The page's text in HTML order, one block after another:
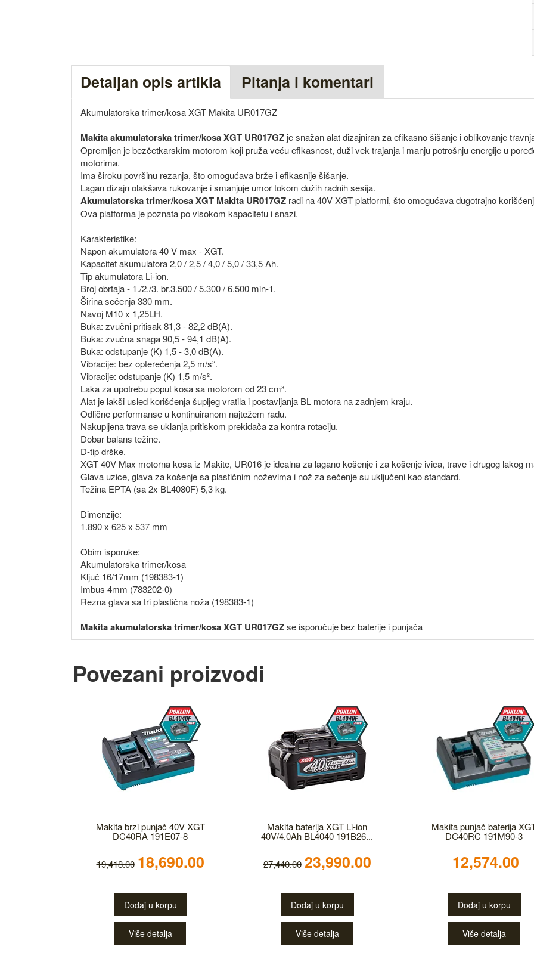
Detaljan opis artikla Pitanja i komentari
Akumulatorska trimer/kosa XGT Makita UR017GZ
Makita akumulatorska trimer/kosa XGT UR017GZ je snažan alat dizajniran za efikasno šišanje i oblikovanje
Opremljen je bezčetkarskim motorom koji pruža veću efikasnost, duži vek trajanja i manju potrošnju energije u
motorima.
Ima široku površinu rezanja, što omogućava brže i efikasnije šišanje.
Lagan dizajn olakšava rukovanje i smanjuje umor tokom dužih radnih sesija.
Akumulatorska trimer/kosa XGT Makita UR017GZ radi na 40V XGT platformi, što omogućava dugotrajno
Ova platforma je poznata po visokom kapacitetu i snazi.
Karakteristike:
Napon akumulatora 40 V max - XGT.
Kapacitet akumulatora 2,0 / 2,5 / 4,0 / 5,0 / 33,5 Ah.
Tip akumulatora Li-ion.
Broj obrtaja - 1./2./3. br.3.500 / 5.300 / 6.500 min-1.
Širina sečenja 330 mm.
Navoj M10 x 1,25LH.
Buka: zvučni pritisak 81,3 - 82,2 dB(A).
Buka: zvučna snaga 90,5 - 94,1 dB(A).
Buka: odstupanje (K) 1,5 - 3,0 dB(A).
Vibracije: bez opterećenja 2,5 m/s².
Vibracije: odstupanje (K) 1,5 m/s².
Laka za upotrebu poput kosa sa motorom od 23 cm³.
Alat je lakši usled korišćenja šupljeg vratila i postavljanja BL motora na zadnjem kraju.
Odlične performanse u kontinuiranom najtežem radu.
Nakupljena trava se uklanja pritiskom prekidača za kontra rotaciju.
Dobar balans težine.
D-tip drške.
XGT 40V Max motorna kosa iz Makite, UR016 je idealna za lagano košenje i za košenje ivica, trave i drugog lakog
Glava uzice, glava za košenje sa plastičnim noževima i nož za sečenje su uključeni kao standard.
Težina EPTA (sa 2x BL4080F) 5,3 kg.
Dimenzije:
1.890 x 625 x 537 mm
Obim isporuke:
Akumulatorska trimer/kosa
Ključ 16/17mm (198383-1)
Imbus 4mm (783202-0)
Rezna glava sa tri plastična noža (198383-1)
Makita akumulatorska trimer/kosa XGT UR017GZse isporučuje bez baterije i punjača
Povezani proizvodi
Makita brzi punjač 40V XGT
DC40RA 191E07-8
19,418.00 18,690.00
Dodaj u korpu
Više detalja
Makita baterija XGT Li-ion
40V/4.0Ah BL4040 191B26...
27,440.00 23,990.00
Dodaj u korpu
Više detalja
Makita punjač baterija
DC40RC 191M90-3
12,574.00
Dodaj u korpu
Više detalja